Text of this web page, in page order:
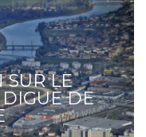
SUR LE
DE